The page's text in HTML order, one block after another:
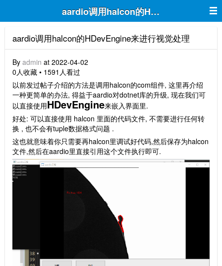
aardio调用halcon的HDevEngine来进
aardio调用halcon的HDevEngine来进行视觉处理
By admin at 2022-04-02
0人收藏 • 1591人看过
以前发过帖子介绍的方法是调用halcon的com组件, 这里再介绍
一种更简单的办法, 得益于aardio对dotnet库的升级, 现在我们可
以直接使用HDevEngine来嵌入界面里.
好处: 可以直接使用 halcon 里面的代码文件, 不需要进行任何转
换 , 也不会有tuple数据格式问题 .
这也就意味着你只需要再halcon里调试好代码,然后保存为halcon
文件,然后在aardio里直接引用这个文件执行即可.